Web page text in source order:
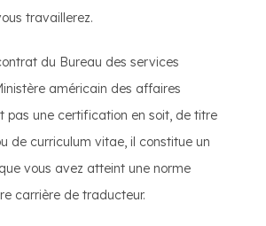
travaillerez.
du Bureau des services
américain des affaires
pas une certification en soit, de titre
de curriculum vitae, il constitue un
vous avez atteint une norme
carrière de traducteur.